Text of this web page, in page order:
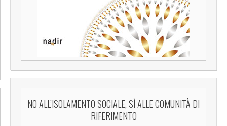
NO ALL’ISOLAMENTO SOCIALE, SÌ ALLE COMUNITÀ DI
RIFERIMENTO